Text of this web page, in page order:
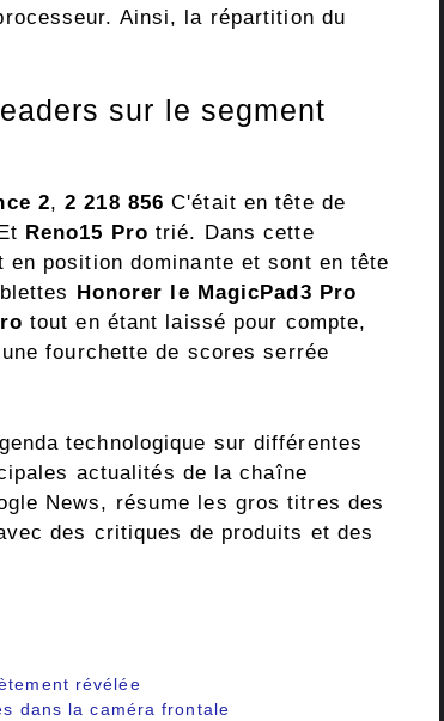
Ainsi, la répartition du
sur le segment
2,2 218 856 C'était en tête de
Et Reno15 Pro trié. Dans cette
en position dominante et sont en tête
Honorer le MagicPad3 Pro
tout en étant laissé pour compte,
une fourchette de scores serrée
technologique sur différentes
actualités de la chaîne
News, résume les gros titres des
des critiques de produits et des
révélée
dans la caméra frontale